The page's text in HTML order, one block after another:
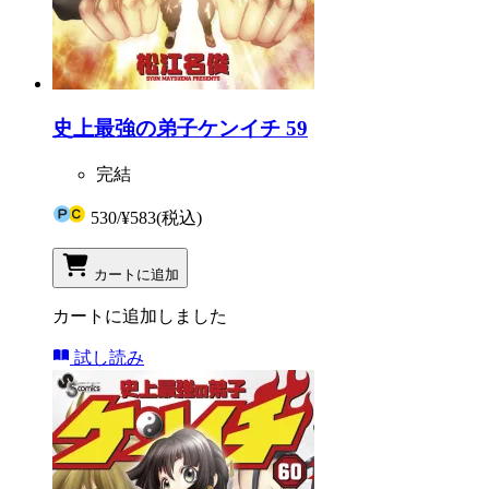
史上最強の弟子ケンイチ 59
完結
530/¥583(税込)
カートに追加
カートに追加しました
試し読み